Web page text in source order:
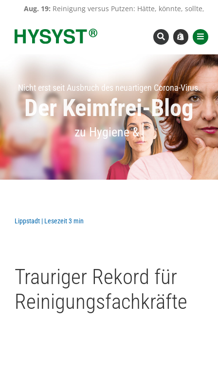
Aug. 19: Reinigung versus Putzen: Hätte, könnte, sollte,
Nicht erst seit Ausbruch des neuartigen Corona-Virus.
Der Keimfrei-Blog
Lippstadt | Lesezeit 3 min
Trauriger Rekord für
Reinigungsfachkräfte